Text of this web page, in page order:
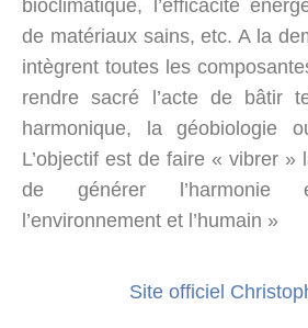
bioclimatique, l’efficacité
de matériaux sains, etc. A la
intègrent toutes les
rendre sacré l’acte de bâtir
harmonique, la géobiologie
L’objectif est de faire « vibrer »
de générer
l’environnement et l’humain »
Site officiel